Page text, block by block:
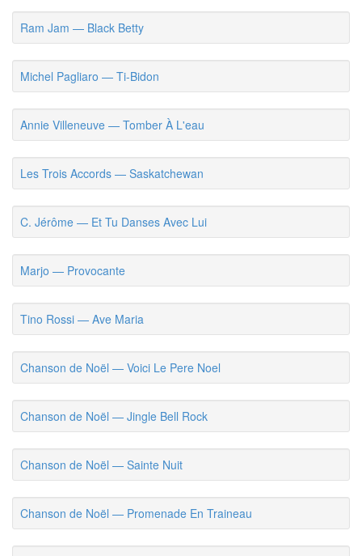
Ram Jam — Black Betty
Michel Pagliaro — Ti-Bidon
Annie Villeneuve — Tomber À L'eau
Les Trois Accords — Saskatchewan
C. Jérôme — Et Tu Danses Avec Lui
Marjo — Provocante
Tino Rossi — Ave Maria
Chanson de Noël — Voici Le Pere Noel
Chanson de Noël — Jingle Bell Rock
Chanson de Noël — Sainte Nuit
Chanson de Noël — Promenade En Traineau